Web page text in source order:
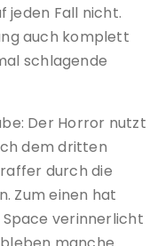
jeden Fall nicht.
auch komplett
schlagende
Der Horror nutzt
dem dritten
durch die
Zum einen hat
verinnerlicht